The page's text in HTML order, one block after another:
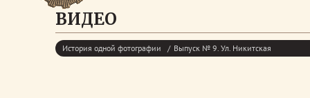
ВИДЕО
История одной фотографии Выпуск № 9. Ул. Никитская